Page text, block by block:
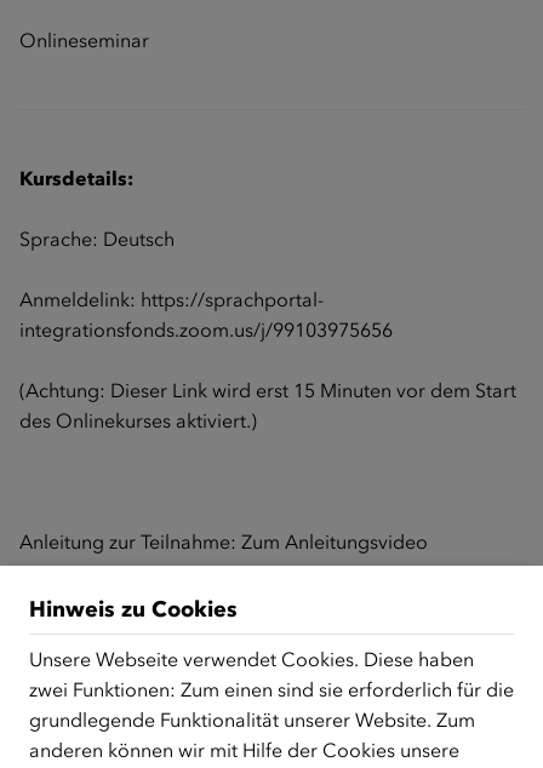
Onlineseminar
Kursdetails:
Sprache: Deutsch
Anmeldelink: https://sprachportal-
integrationsfonds.zoom.us/j/99103975656
(Achtung: Dieser Link wird erst 15 Minuten vor dem Start
des Onlinekurses aktiviert.)
Anleitung zur Teilnahme: Zum Anleitungsvideo
Zurück zur Übersicht
ÜBER UNS
Hinweis zu Cookies
Unsere Webseite verwendet Cookies. Diese haben
zwei Funktionen: Zum einen sind sie erforderlich für die
grundlegende Funktionalität unserer Website. Zum
anderen können wir mit Hilfe der Cookies unsere